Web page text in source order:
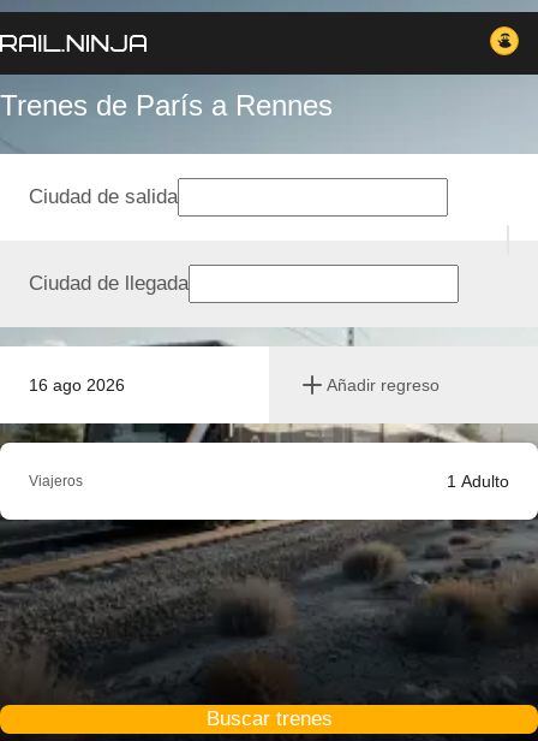
Trenes de París a Rennes
16 ago 2026 Añadir regreso
Ciudad de salida
Ciudad de llegada
Viajeros 1 Adulto
Buscar trenes